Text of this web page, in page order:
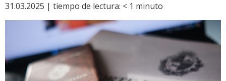
31.03.2025 | tiempo de lectura: < 1 minuto